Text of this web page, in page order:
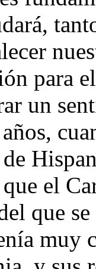
para
un
el
que